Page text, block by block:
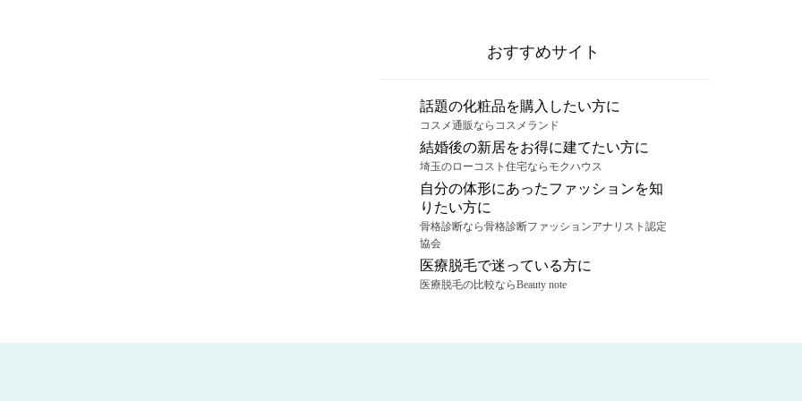
おすすめサイト
話題の化粧品を購入したい方に
コスメ通販ならコスメランド
結婚後の新居をお得に建てたい方に
埼玉のローコスト住宅ならモクハウス
自分の体形にあったファッションを知
りたい方に
骨格診断なら骨格診断ファッションアナリスト認定
協会
医療脱毛で迷っている方に
医療脱毛の比較ならBeauty note